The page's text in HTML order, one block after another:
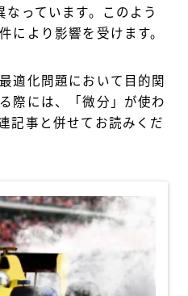
っています。このよう
により影響を受けます。
適化問題において目的関
際には、「微分」が使わ
記事と併せてお読みくだ